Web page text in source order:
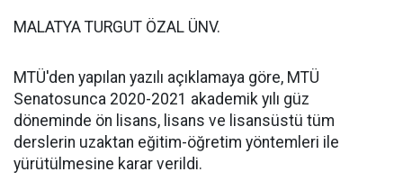
MALATYA TURGUT ÖZAL ÜNV.
MTÜ'den yapılan yazılı açıklamaya göre, MTÜ
Senatosunca 2020-2021 akademik yılı güz
döneminde ön lisans, lisans ve lisansüstü tüm
derslerin uzaktan eğitim-öğretim yöntemleri ile
yürütülmesine karar verildi.